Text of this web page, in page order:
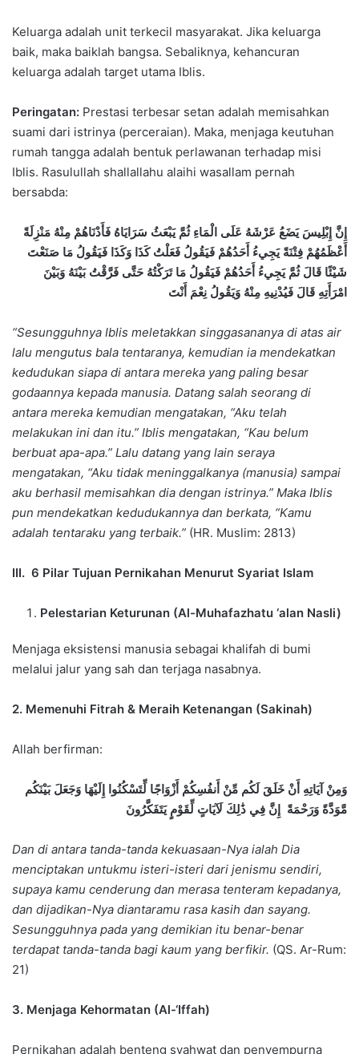
Keluarga adalah unit terkecil masyarakat. Jika keluarga
baik, maka baiklah bangsa. Sebaliknya, kehancuran
keluarga adalah target utama Iblis.
Peringatan: Prestasi terbesar setan adalah memisahkan
suami dari istrinya (perceraian). Maka, menjaga keutuhan
rumah tangga adalah bentuk perlawanan terhadap misi
Iblis. Rasulullah shallallahu alaihi wasallam pernah
bersabda:
إِنَّ إِبْلِيسَ يَضَعُ عَرْشَهُ عَلَى الْمَاءِ ثُمَّ يَبْعَثُ سَرَايَاهُ فَأَدْنَاهُمْ مِنْهُ مَنْزِلَةً
أَعْظَمُهُمْ فِتْنَةً يَجِيءُ أَحَدُهُمْ فَيَقُولُ فَعَلْتُ كَذَا وَكَذَا فَيَقُولُ مَا صَنَعْتَ
شَيْئًا قَالَ ثُمَّ يَجِيءُ أَحَدُهُمْ فَيَقُولُ مَا تَرَكْتُهُ حَتَّى فَرَّقْتُ بَيْنَهُ وَبَيْنَ
امْرَأَتِهِ قَالَ فَيُدْنِيهِ مِنْهُ وَيَقُولُ نِعْمَ أَنْتَ
“Sesungguhnya Iblis meletakkan singgasananya di atas air
lalu mengutus bala tentaranya, kemudian ia mendekatkan
kedudukan siapa di antara mereka yang paling besar
godaannya kepada manusia. Datang salah seorang di
antara mereka kemudian mengatakan, “Aku telah
melakukan ini dan itu.” Iblis mengatakan, “Kau belum
berbuat apa-apa.” Lalu datang yang lain seraya
mengatakan, “Aku tidak meninggalkanya (manusia) sampai
aku berhasil memisahkan dia dengan istrinya.” Maka Iblis
pun mendekatkan kedudukannya dan berkata, “Kamu
adalah tentaraku yang terbaik.” (HR. Muslim: 2813)
III. 6 Pilar Tujuan Pernikahan Menurut Syariat Islam
Pelestarian Keturunan (Al-Muhafazhatu ‘alan Nasli)
Menjaga eksistensi manusia sebagai khalifah di bumi
melalui jalur yang sah dan terjaga nasabnya.
2. Memenuhi Fitrah & Meraih Ketenangan (Sakinah)
Allah berfirman:
وَمِنْ آيَاتِهِ أَنْ خَلَقَ لَكُم مِّنْ أَنفُسِكُمْ أَزْوَاجًا لِّتَسْكُنُوا إِلَيْهَا وَجَعَلَ بَيْنَكُم
مَّوَدَّةً وَرَحْمَةً إِنَّ فِي ذَٰلِكَ لَآيَاتٍ لِّقَوْمٍ يَتَفَكَّرُونَ
Dan di antara tanda-tanda kekuasaan-Nya ialah Dia
menciptakan untukmu isteri-isteri dari jenismu sendiri,
supaya kamu cenderung dan merasa tenteram kepadanya,
dan dijadikan-Nya diantaramu rasa kasih dan sayang.
Sesungguhnya pada yang demikian itu benar-benar
terdapat tanda-tanda bagi kaum yang berfikir. (QS. Ar-Rum:
21)
3. Menjaga Kehormatan (Al-‘Iffah)
Pernikahan adalah benteng syahwat dan penyempurna